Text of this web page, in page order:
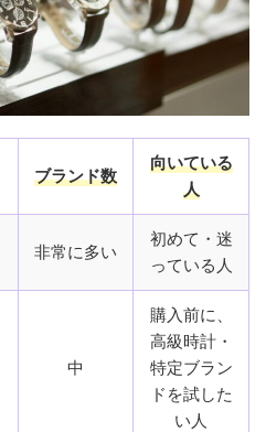
ブランド数
向いている
人
非常に多い
初めて・迷
っている人
中
購入前に、
高級時計・
特定ブラン
ドを試した
い人